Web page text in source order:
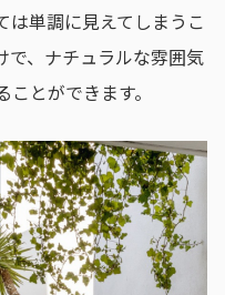
は単調に見えてしまうこ
で、ナチュラルな雰囲気
とができます。